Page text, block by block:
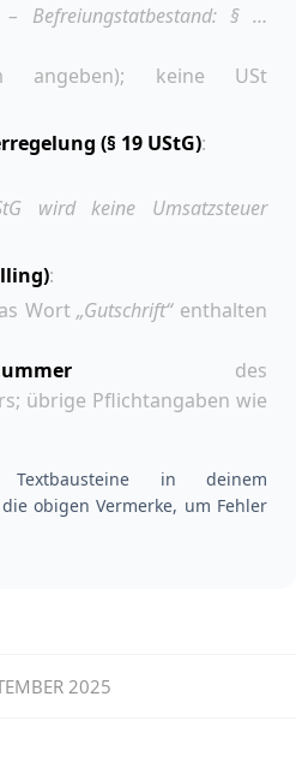
– Befreiungstatbestand: § …
angeben); keine USt
(§ 19 UStG):
wird keine Umsatzsteuer
:
Wort„Gutschrift“enthalten
des
übrige Pflichtangaben wie
in deinem
obigen Vermerke, um Fehler
2025